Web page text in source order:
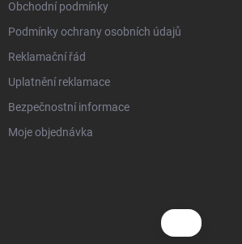
Obchodní podmínky
Podmínky ochrany osobních údajů
Reklamační řád
Uplatnění reklamace
Bezpečnostní informace
Moje objednávka